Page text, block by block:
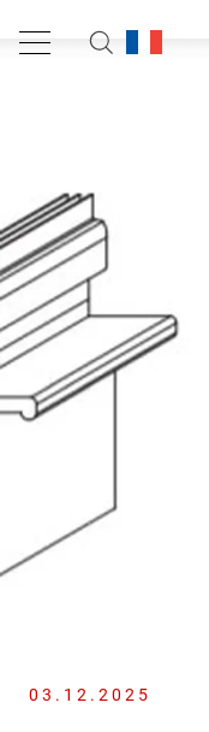
03.12.2025